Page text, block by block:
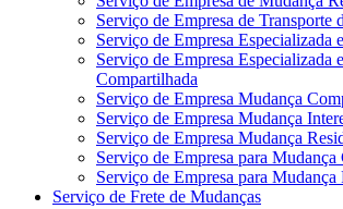
Serviço de Empresa de Transporte
Serviço de Empresa Especializada
Serviço de Empresa Especializada
Compartilhada
Serviço de Empresa Mudança
Serviço de Empresa Mudança
Serviço de Empresa Mudança
Serviço de Empresa para Mudança
Serviço de Empresa para Mudança
Serviço de Frete de Mudanças